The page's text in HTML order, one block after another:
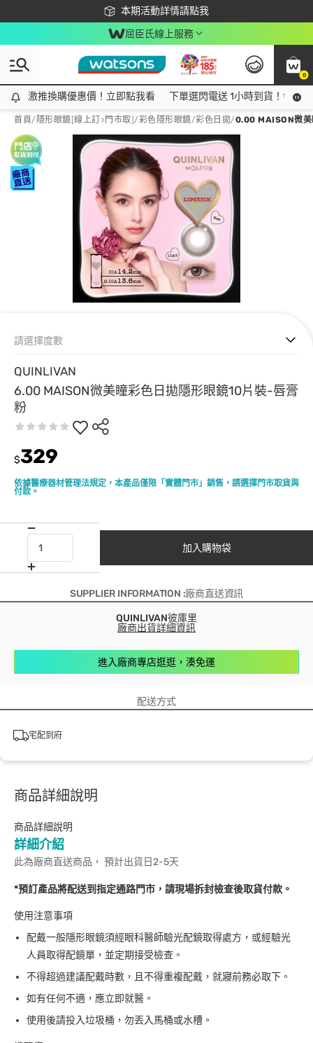
本期活動詳情請點我
下載app最高回饋$350
屈臣氏線上服務
0
激推換購優惠價！立即點我看
激推換購優惠價！立即點我看 下單選閃電送 1小時到貨！領神
首頁/ 隱形眼鏡[線上訂>門市取]/彩色隱形眼鏡/彩色日拋/0.00 MAISON微美
QUINLIVAN
6.00 MAISON微美瞳彩色日拋隱形眼鏡10片裝-唇膏
粉
依據醫療器材管理法規定，本產品僅限「實體門市」銷售，請選擇門市取貨與
付款。
$329
請選擇度數
加入購物袋
SUPPLIER INFORMATION :廠商直送資訊
QUINLIVAN彼庫里
廠商出貨詳細資訊
進入廠商專店逛逛，湊免運
配送方式
宅配到府
商品詳細說明
商品詳細說明
詳細介紹
此為廠商直送商品， 預計出貨日2-5天
*預訂產品將配送到指定通路門市，請現場拆封檢查後取貨付款。
使用注意事項
配戴一般隱形眼鏡須經眼科醫師驗光配鏡取得處方，或經驗光
人員取得配鏡單，並定期接受檢查。
不得超過建議配戴時數，且不得重複配戴，就寢前務必取下。
如有任何不適，應立即就醫。
使用後請投入垃圾桶，勿丟入馬桶或水槽。